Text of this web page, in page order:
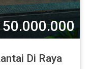
Di Raya